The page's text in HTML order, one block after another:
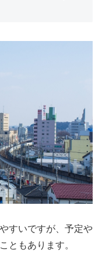
すいですが、予定や
ともあります。